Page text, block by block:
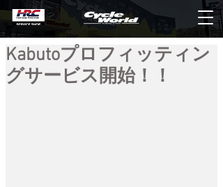
Kabutoプロフィッティン
グサービス開始！！